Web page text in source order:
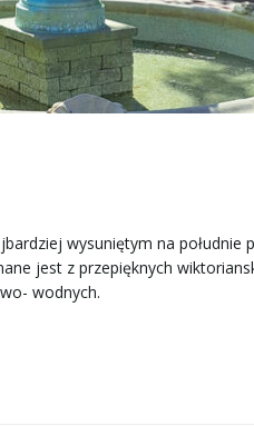
wysuniętym na południe
jest z przepięknych
wodnych.